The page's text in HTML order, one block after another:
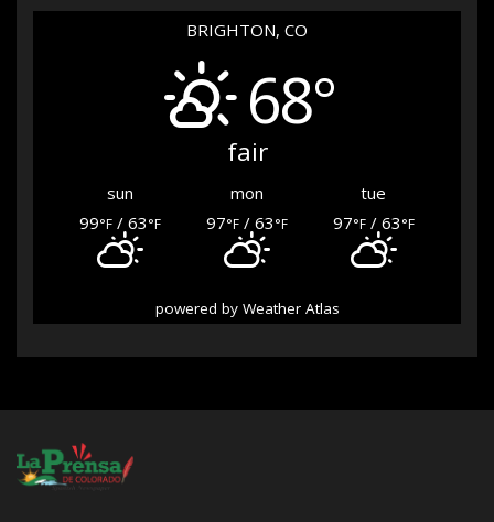
BRIGHTON, CO
68°
fair
sun mon
tue
99°F / 63°F 97°F/ 63°F 97°F/ 63°F
powered by Weather Atlas